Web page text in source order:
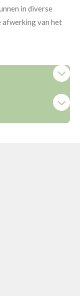
in diverse
afwerking van het